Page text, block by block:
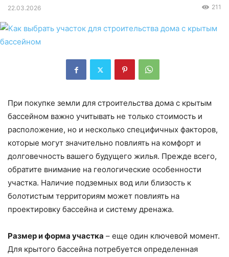
22.03.2026 211
При покупке земли для строительства дома с крытым
бассейном важно учитывать не только стоимость и
расположение, но и несколько специфичных факторов,
которые могут значительно повлиять на комфорт и
долговечность вашего будущего жилья. Прежде всего,
обратите внимание на геологические особенности
участка. Наличие подземных вод или близость к
болотистым территориям может повлиять на
проектировку бассейна и систему дренажа.
Размер и форма участка – еще один ключевой момент.
Для крытого бассейна потребуется определенная